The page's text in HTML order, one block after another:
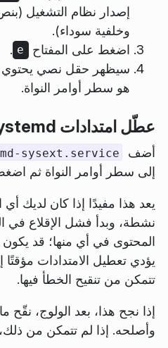
إصدار نظام التشغيل
وخلفية سوداء).
اضغط على المفتاح
e
.
سيظهر حقل نصي يحتوي
هو سطر أوامر النواة.
عطّل امتدادات systemd
أضف sysext.service
إلى سطر أوامر النواة ثم
نشطة، وبدأ فشل الإقلاع في
المحتوى في أي منها؛ قد
يؤدي تعطيل الامتدادات
تتمكن من تنقيح الخطأ فيها.
إذا نجح هذا، بعد الولوج، نقّح
وأصلحه. إذا لم تتمكن من